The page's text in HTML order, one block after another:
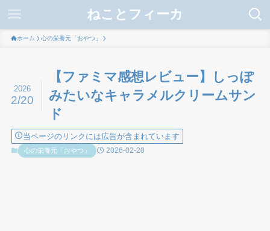
ねことフィーカ
ホーム 心の栄養元「おやつ」
【ファミマ感想レビュー】しっぽ
みたいなキャラメルクリームサン
ド
2026
2/20
当ページのリンクには広告が含まれています
心の栄養元「おやつ」 2026-02-20